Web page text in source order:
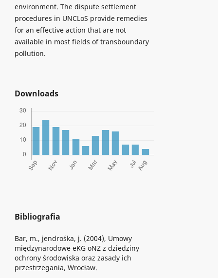
environment. The dispute settlement
procedures in UNCLoS provide remedies
for an effective action that are not
available in most fields of transboundary
pollution.
Downloads
Bibliografia
Bar, m., jendrośka, j. (2004), Umowy
międzynarodowe eKG oNZ z dziedziny
ochrony środowiska oraz zasady ich
przestrzegania, Wrocław.